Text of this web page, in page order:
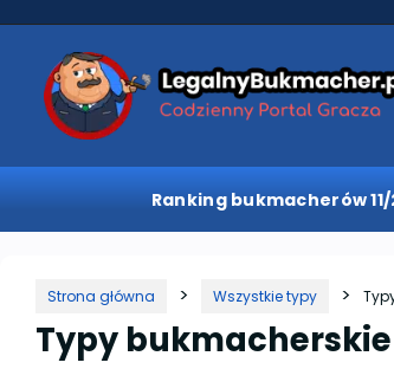
Ranking bukmacherów
Strona główna Wszystkie typy
Typy